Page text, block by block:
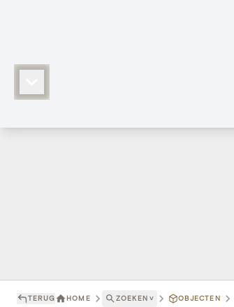
TERUG HOME ZOEKEN ˅ OBJECTEN